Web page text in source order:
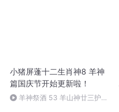
小猪屏蓬十二生肖神8 羊神
篇国庆节开始更新啦！
羊神祭酒 53 羊山神廿三护祭